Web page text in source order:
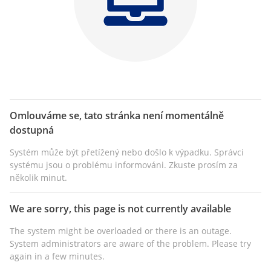
Omlouváme se, tato stránka není momentálně
dostupná
Systém může být přetížený nebo došlo k výpadku. Správci
systému jsou o problému informováni. Zkuste prosím za
několik minut.
We are sorry, this page is not currently available
The system might be overloaded or there is an outage.
System administrators are aware of the problem. Please try
again in a few minutes.